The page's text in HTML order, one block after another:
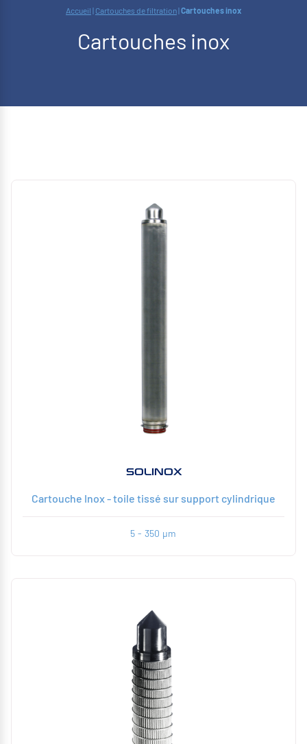
Accueil | Cartouches de filtration|Cartouches inox
Cartouches inox
SOLINOX
Cartouche Inox - toile tissé sur support cylindrique
5 - 350 µm